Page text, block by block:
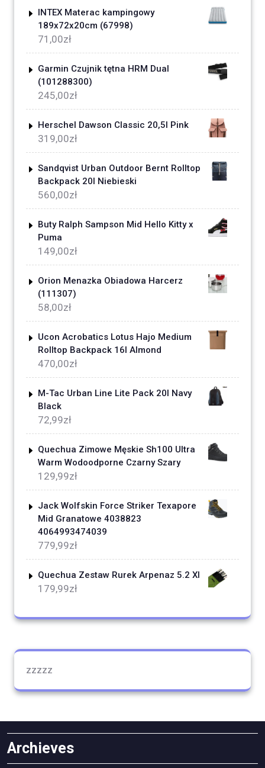
INTEX Materac kampingowy
189x72x20cm (67998)
71,00zł
Garmin Czujnik tętna HRM Dual
(101288300)
245,00zł
Herschel Dawson Classic 20,5l Pink
319,00zł
Sandqvist Urban Outdoor Bernt Rolltop
Backpack 20l Niebieski
560,00zł
Buty Ralph Sampson Mid Hello Kitty x
Puma
149,00zł
Orion Menazka Obiadowa Harcerz
(111307)
58,00zł
Ucon Acrobatics Lotus Hajo Medium
Rolltop Backpack 16l Almond
470,00zł
M-Tac Urban Line Lite Pack 20l Navy
Black
72,99zł
Quechua Zimowe Męskie Sh100 Ultra
Warm Wodoodporne Czarny Szary
129,99zł
Jack Wolfskin Force Striker Texapore
Mid Granatowe 4038823
4064993474039
779,99zł
Quechua Zestaw Rurek Arpenaz 5.2 Xl
179,99zł
zzzzz
Archieves